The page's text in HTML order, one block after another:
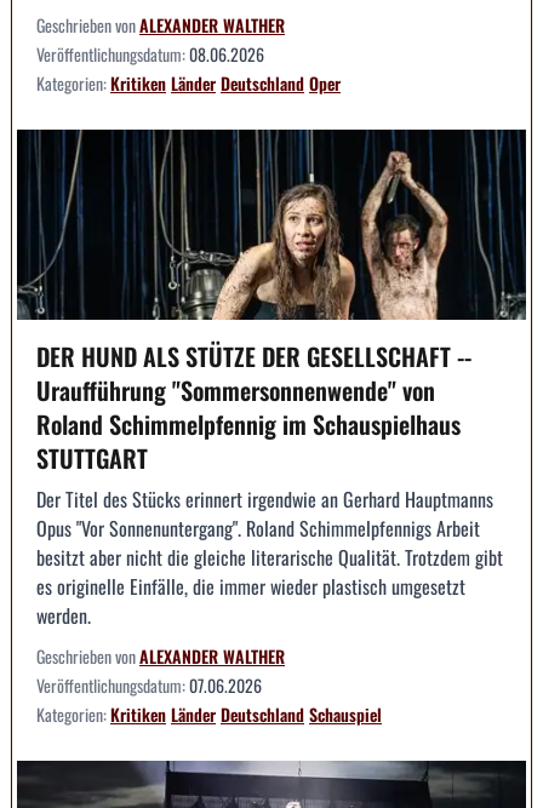
Geschrieben vonALEXANDER WALTHER
Veröffentlichungsdatum:08.06.2026
Kategorien:KritikenLänderDeutschlandOper
DER HUND ALS STÜTZE DER GESELLSCHAFT --
Uraufführung "Sommersonnenwende" von
Roland Schimmelpfennig im Schauspielhaus
STUTTGART
Der Titel des Stücks erinnert irgendwie an Gerhard Hauptmanns
Opus "Vor Sonnenuntergang". Roland Schimmelpfennigs Arbeit
besitzt aber nicht die gleiche literarische Qualität. Trotzdem gibt
es originelle Einfälle, die immer wieder plastisch umgesetzt
werden.
Geschrieben vonALEXANDER WALTHER
Veröffentlichungsdatum:07.06.2026
Kategorien:KritikenLänderDeutschlandSchauspiel